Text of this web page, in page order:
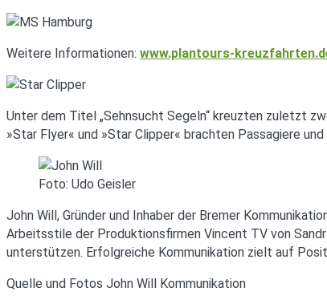
Weitere Informationen: www.plantours-
Unter dem Titel „Sehnsucht Segeln“ kreuzten zuletzt
»Star Flyer« und »Star Clipper« brachten Passagiere
Foto: Udo Geisler
John Will, Gründer und Inhaber der Bremer
Arbeitsstile der Produktionsfirmen Vincent TV von
unterstützen. Erfolgreiche Kommunikation zielt auf
Quelle und Fotos John Will Kommunikation